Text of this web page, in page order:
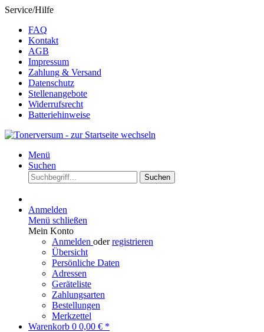
Service/Hilfe
FAQ
Kontakt
AGB
Impressum
Zahlung & Versand
Datenschutz
Stellenangebote
Widerrufsrecht
Batteriehinweise
Menü
Suchen
Suchen
Anmelden
Menü schließen
Mein Konto
Anmelden oderregistrieren
Übersicht
Persönliche Daten
Adressen
Geräteliste
Zahlungsarten
Bestellungen
Merkzettel
Warenkorb 0 0,00 € *